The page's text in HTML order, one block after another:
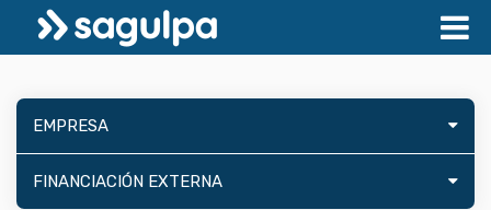
EMPRESA
FINANCIACIÓN EXTERNA